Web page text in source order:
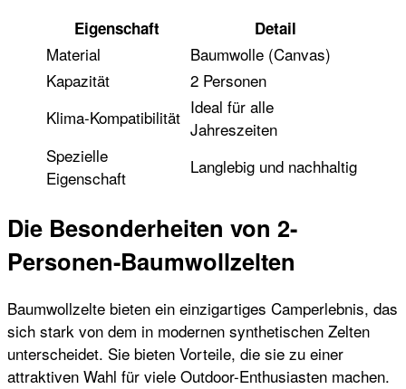
Eigenschaft Detail
Material
Baumwolle (Canvas)
Kapazität
2 Personen
Klima-Kompatibilität Ideal für alle
Jahreszeiten
Spezielle
Eigenschaft
Langlebig und nachhaltig
Die Besonderheiten von 2-
Personen-Baumwollzelten
Baumwollzelte bieten ein einzigartiges Camperlebnis, das
sich stark von dem in modernen synthetischen Zelten
unterscheidet. Sie bieten Vorteile, die sie zu einer
attraktiven Wahl für viele Outdoor-Enthusiasten machen.